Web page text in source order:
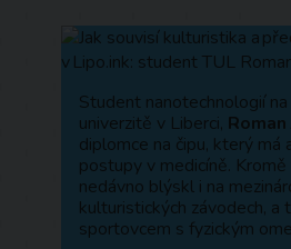
Student nanotechnologií na
univerzitě v Liberci, Roman
diplomce na čipu, který má
postupy v medicíně.
nedávno blýskl i na
kulturistických závodech, a
sportovcem s fyzickým